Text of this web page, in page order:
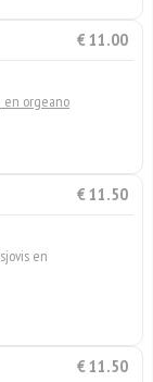
€ 11.00
en orgeano
€ 11.50
en
€ 11.50